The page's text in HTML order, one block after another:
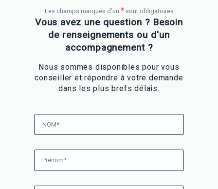
Les champs marqués d’un *sont obligatoires
Vous avez une question ? Besoin
de renseignements ou d'un
accompagnement ?
Nous sommes disponibles pour vous
conseiller et répondre à votre demande
dans les plus brefs délais.